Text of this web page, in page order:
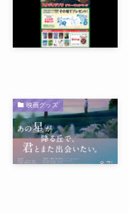
映画グッズ